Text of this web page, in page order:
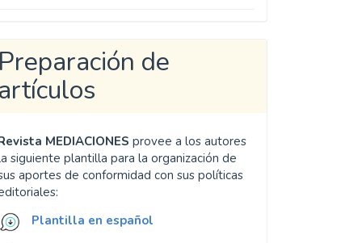
Preparación de
artículos
MEDIACIONES provee a los autores
siguiente plantilla para la organización de
aportes de conformidad con sus políticas
Plantilla en español